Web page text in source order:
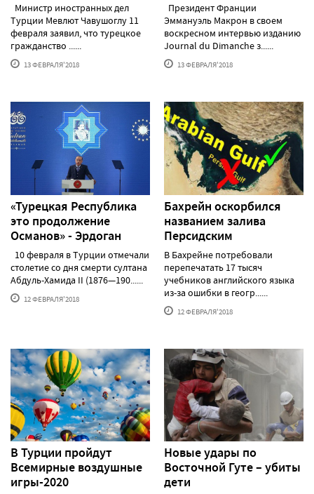
Министр иностранных дел
Турции Мевлют Чавушоглу 11
февраля заявил, что турецкое
гражданство ......
13 ФЕВРАЛЯ'2018
Президент Франции
Эммануэль Макрон в своем
воскресном интервью изданию
Journal du Dimanche з......
13 ФЕВРАЛЯ'2018
«Турецкая Республика
это продолжение
Османов» - Эрдоган
10 февраля в Турции отмечали
столетие со дня смерти султана
Абдуль-Хамида II (1876—190......
12 ФЕВРАЛЯ'2018
Бахрейн оскорбился
названием залива
Персидским
В Бахрейне потребовали
перепечатать 17 тысяч
учебников английского языка
из-за ошибки в геогр......
12 ФЕВРАЛЯ'2018
В Турции пройдут
Всемирные воздушные
игры-2020
Новые удары по
Восточной Гуте – убиты
дети